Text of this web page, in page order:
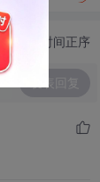
切换为时间正序